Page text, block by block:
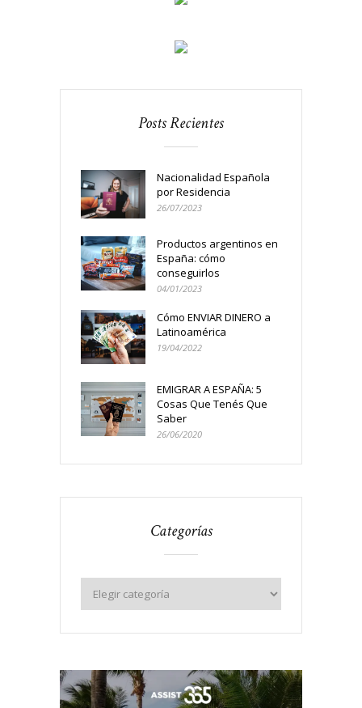
Posts Recientes
Nacionalidad Española
por Residencia
26/07/2023
Productos argentinos en
España: cómo
conseguirlos
04/01/2023
Cómo ENVIAR DINERO a
Latinoamérica
19/04/2022
EMIGRAR A ESPAÑA: 5
Cosas Que Tenés Que
Saber
26/06/2020
Categorías